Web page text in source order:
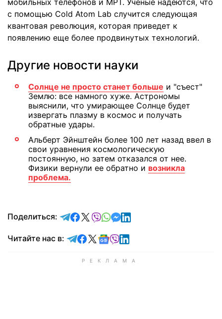
мобильных телефонов и МРТ. Ученые надеются, что
с помощью Cold Atom Lab случится следующая
квантовая революция, которая приведет к
появлению еще более продвинутых технологий.
Другие новости науки
Солнце не просто станет больше и "съест"
Землю: все намного хуже. Астрономы
выяснили, что умирающее Солнце будет
извергать плазму в космос и получать
обратные удары.
Альберт Эйнштейн более 100 лет назад ввел в
свои уравнения космологическую
постоянную, но затем отказался от нее.
Физики вернули ее обратно и возникла
проблема.
Поделиться: отправить в Telegram
поделиться в Facebook
поделиться в X
отправить в Viber
отправить в Whatsapp
отправить в Messenger
отправить в LinkedIn
Читайте нас в: Читайте в Telegram
Читайте в Facebook
Читайте в X
Читайте в Google news
Читайте в Viber
Читайте в LinkedIn